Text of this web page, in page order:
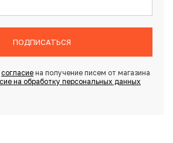
ПОДПИСАТЬСЯ
согласиена получение писем от магазина
на обработку персональных данных